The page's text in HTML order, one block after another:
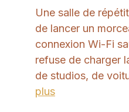
Une salle de
de lancer un
connexion Wi-Fi
refuse de charger
de studios, de
plus